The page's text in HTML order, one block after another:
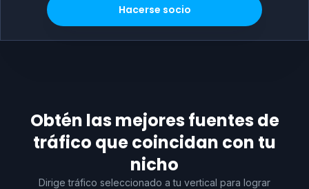
Hacerse socio
Obtén las mejores fuentes de
tráfico que coincidan con tu
nicho
Dirige tráfico seleccionado a tu vertical para lograr